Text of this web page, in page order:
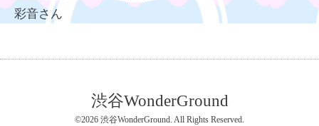
彩音さん
渋谷WonderGround
©2026 渋谷WonderGround. All Rights Reserved.